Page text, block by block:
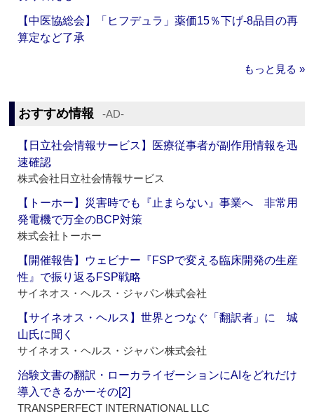
【中医協総会】「ヒフデュラ」薬価15％下げ‐8品目の再
算定など了承
もっと見る »
おすすめ情報 ‐AD‐
【日立社会情報サービス】医療従事者が副作用情報を迅
速確認
株式会社日立社会情報サービス
【トーホー】災害時でも『止まらない』事業へ 非常用
発電機で万全のBCP対策
株式会社トーホー
【開催報告】ウェビナー『FSPで変える臨床開発の生産
性』で振り返るFSP戦略
サイネオス・ヘルス・ジャパン株式会社
【サイネオス・ヘルス】世界とつなぐ「翻訳者」に 城
山氏に聞く
サイネオス・ヘルス・ジャパン株式会社
治験文書の翻訳・ローカライゼーションにAIをどれだけ
導入できるかーその[2]
TRANSPERFECT INTERNATIONAL LLC